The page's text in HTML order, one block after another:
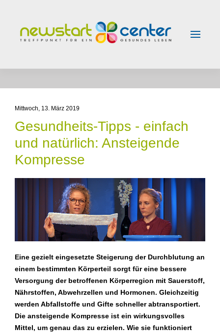
Skip to main content
Mittwoch, 13. März 2019
Gesundheits-Tipps - einfach
und natürlich: Ansteigende
Kompresse
Eine gezielt eingesetzte Steigerung der Durchblutung an
einem bestimmten Körperteil sorgt für eine bessere
Versorgung der betroffenen Körperregion mit Sauerstoff,
Nährstoffen, Abwehrzellen und Hormonen. Gleichzeitig
werden Abfallstoffe und Gifte schneller abtransportiert.
Die ansteigende Kompresse ist ein wirkungsvolles
Mittel, um genau das zu erzielen. Wie sie funktioniert